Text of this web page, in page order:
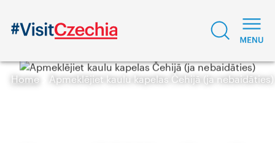
Home Apmeklējiet kaulu kapelas Čehijā (ja nebaidāties)